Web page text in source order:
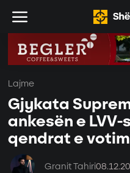
Lajme
Gjykata
ankesën e LVV-
qendrat e
Granit Tahiri